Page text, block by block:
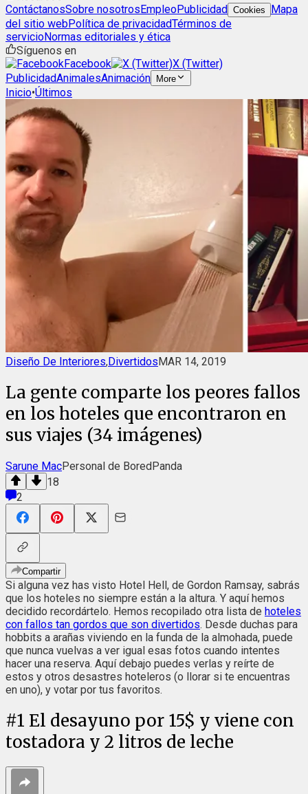
ContáctanosSobre nosotrosEmpleoPublicidad Cookies
Mapa
del sitio webPolítica de privacidadTérminos de
servicioNormas editoriales y ética
Síguenos en
Facebook
X (Twitter)
PublicidadAnimalesAnimación More
Inicio•Últimos
Diseño De Interiores,DivertidosMAR 14, 2019
La gente comparte los peores fallos
en los hoteles que encontraron en
sus viajes (34 imágenes)
Sarune MacPersonal de BoredPanda
18
2
Compartir
Si alguna vez has visto Hotel Hell, de Gordon Ramsay, sabrás
que los hoteles no siempre están a la altura. Y aquí hemos
decidido recordártelo. Hemos recopilado otra lista de hoteles
con fallos tan gordos que son divertidos. Desde duchas para
hobbits a arañas viviendo en la funda de la almohada, puede
que nunca vuelvas a ver igual esas fotos cuando intentes
hacer una reserva. Aquí debajo puedes verlas y reírte de
estos y otros desastres hoteleros (o llorar si te encuentras
en uno), y votar por tus favoritos.
#1 El desayuno por 15$ y viene con
tostadora y 2 litros de leche